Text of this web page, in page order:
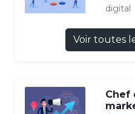
digital
Voir toutes
Chef